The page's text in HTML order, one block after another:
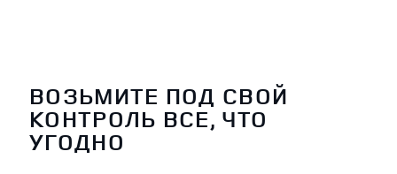
ВОЗЬМИТЕ ПОД СВОЙ
КОНТРОЛЬ ВСЕ, ЧТО
УГОДНО